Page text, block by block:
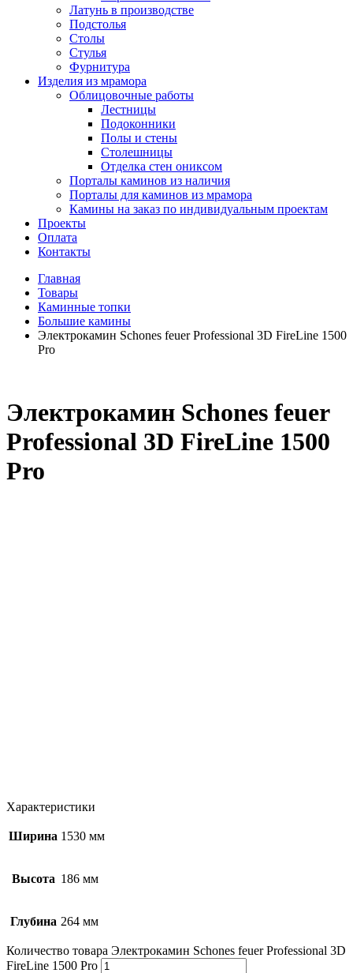
Латунь в производстве
Подстолья
Столы
Стулья
Фурнитура
Изделия из мрамора
Облицовочные работы
Лестницы
Подоконники
Полы и стены
Столешницы
Отделка стен ониксом
Порталы каминов из наличия
Порталы для каминов из мрамора
Камины на заказ по индивидуальным проектам
Проекты
Оплата
Контакты
Главная
Товары
Каминные топки
Большие камины
Электрокамин Schones feuer Professional 3D FireLine 1500
Pro
Электрокамин Schones feuer
Professional 3D FireLine 1500
Pro
Характеристики
Ширина 1530 мм
Высота 186 мм
Глубина 264 мм
Количество товара Электрокамин Schones feuer Professional 3D
FireLine 1500 Pro